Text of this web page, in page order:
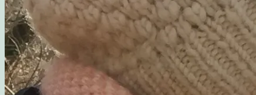
Gæsternes yndlings sommerkage
Madværkstedet: Frokostbuffet med farverige
Opskrift: Luksusagtig brunsviger
Opskrift på kransekage
Opskrift: Saftige “romkugler”, der overholder
Fluffy søndagspandekager med blåbærsylt
Opskrift: Fastelavnsboller med hindbærskum
Gemalens Kager – Galleri